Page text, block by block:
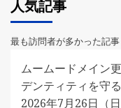
人気記事
最も訪問者が多かった記
ムームードメイン
デンティティを守る
2026年7月26日（